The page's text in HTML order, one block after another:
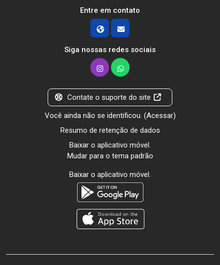
Entre em contato
Siga nossas redes sociais
Contate o suporte do site
Você ainda não se identificou. (Acessar)
Resumo de retenção de dados
Baixar o aplicativo móvel.
Mudar para o tema padrão
Baixar o aplicativo móvel.